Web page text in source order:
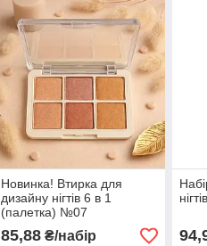
Новинка! Втирка для
дизайну нігтів 6 в 1
(палетка) №07
85,88₴/набір